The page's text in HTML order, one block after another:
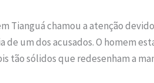
Tianguá chamou a atenção
de um dos acusados. O homem
tão sólidos que redesenham a